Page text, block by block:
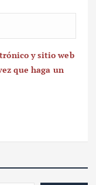
y sitio web
que haga un